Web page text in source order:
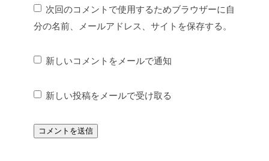
次回のコメントで使用するためブラウザーに自
分の名前、メールアドレス、サイトを保存する。
新しいコメントをメールで通知
新しい投稿をメールで受け取る